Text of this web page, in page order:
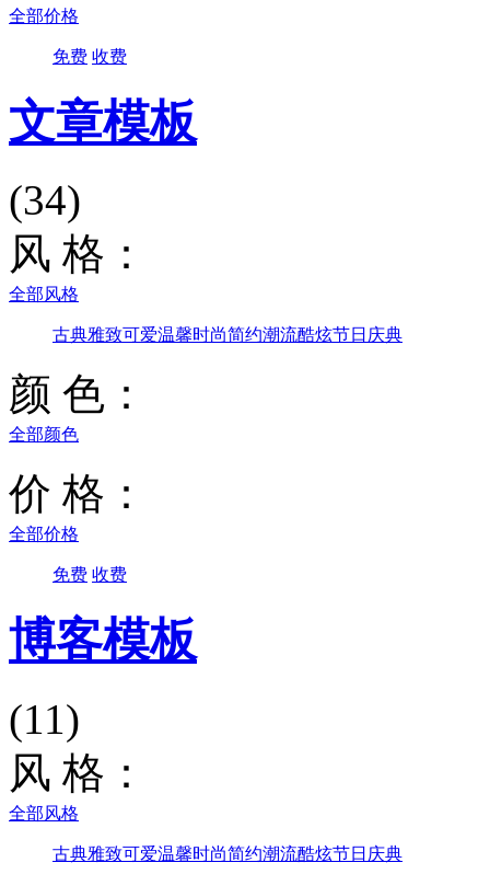
全部价格
免费 收费
文章模板
(34)
风 格：
全部风格
古典雅致可爱温馨时尚简约潮流酷炫节日庆典
颜 色：
全部颜色
价 格：
全部价格
免费 收费
博客模板
(11)
风 格：
全部风格
古典雅致可爱温馨时尚简约潮流酷炫节日庆典